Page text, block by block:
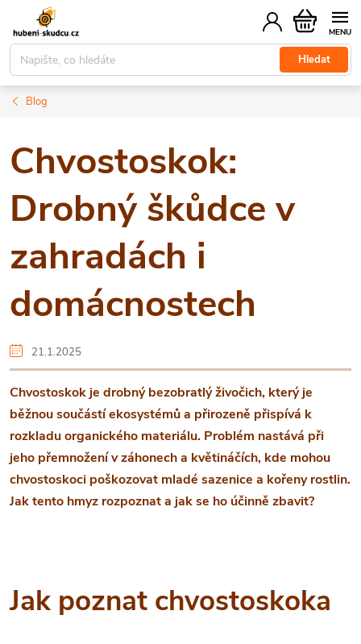
obsah
Hledat
Nákupní
košík
Blog
Chvostoskok:
Drobný škůdce v
zahradách i
domácnostech
21.1.2025
Chvostoskok je drobný bezobratlý živočich, který je
běžnou součástí ekosystémů a přirozeně přispívá k
rozkladu organického materiálu. Problém nastává při
jeho přemnožení v záhonech a květináčích, kde mohou
chvostoskoci poškozovat mladé sazenice a kořeny rostlin.
Jak tento hmyz rozpoznat a jak se ho účinně zbavit?
Jak poznat chvostoskoka